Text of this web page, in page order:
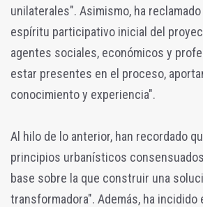
unilaterales". Asimismo, ha
espíritu participativo inicial del
agentes sociales, económicos y
estar presentes en el proceso,
conocimiento y experiencia".
Al hilo de lo anterior, han recordado
principios urbanísticos
base sobre la que construir una
transformadora". Además, ha incidido